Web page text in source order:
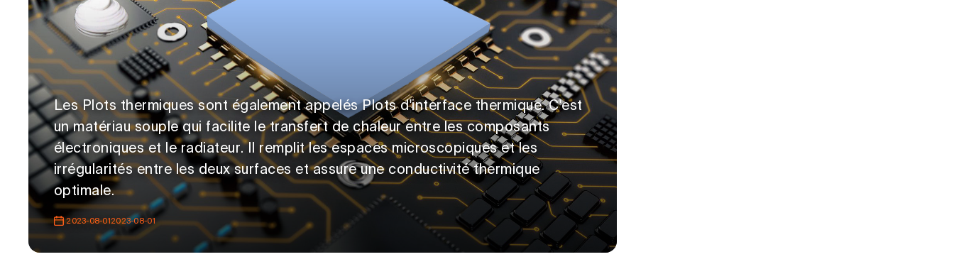
Les Plots thermiques sont également appelés Plots d'interface thermique. C'est
un matériau souple qui facilite le transfert de chaleur entre les composants
électroniques et le radiateur. Il remplit les espaces microscopiques et les
irrégularités entre les deux surfaces et assure une conductivité thermique
optimale.
2023-08-012023-08-01